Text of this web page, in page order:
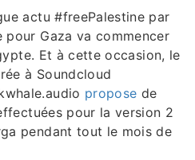
actu #freePalestine par
pour Gaza va commencer
Et à cette occasion, le
à Soundcloud
propose de
pour la version 2
pendant tout le mois de